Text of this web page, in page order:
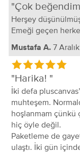
Çok
Herşey
Emeği geçen
Mustafa A. 7
Harika!
İki defa
muhteşem.
hoşlanmam çünkü
hiç öyle değil.
Paketleme de
ulaştı. İki gün